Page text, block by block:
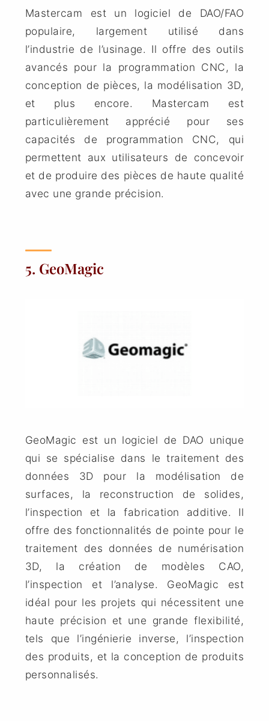
Mastercam est un logiciel de DAO/FAO
populaire, largement utilisé dans
l’industrie de l’usinage. Il offre des outils
avancés pour la programmation CNC, la
conception de pièces, la modélisation 3D,
et plus encore. Mastercam est
particulièrement apprécié pour ses
capacités de programmation CNC, qui
permettent aux utilisateurs de concevoir
et de produire des pièces de haute qualité
avec une grande précision.
5. GeoMagic
GeoMagic est un logiciel de DAO unique
qui se spécialise dans le traitement des
données 3D pour la modélisation de
surfaces, la reconstruction de solides,
l’inspection et la fabrication additive. Il
offre des fonctionnalités de pointe pour le
traitement des données de numérisation
3D, la création de modèles CAO,
l’inspection et l’analyse. GeoMagic est
idéal pour les projets qui nécessitent une
haute précision et une grande flexibilité,
tels que l’ingénierie inverse, l’inspection
des produits, et la conception de produits
personnalisés.